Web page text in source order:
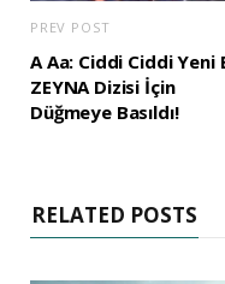
PREV POST
A Aa: Ciddi Ciddi Yeni
ZEYNA Dizisi İçin
Düğmeye Basıldı!
RELATED POSTS